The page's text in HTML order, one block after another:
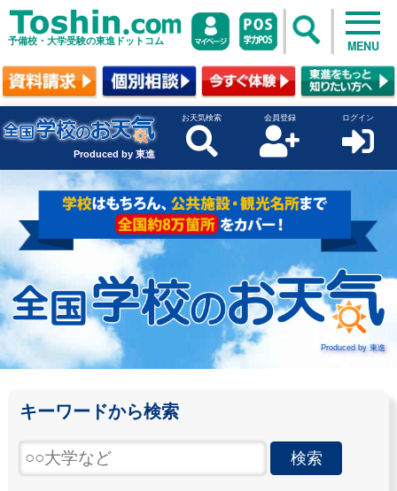
予備校・大学受験の東進ドットコム MENU
Produced by 東進
お天気検索 会員登録 ログイン
Produced by 東進
キーワードから検索